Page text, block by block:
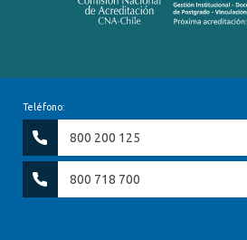
Teléfono:
800 200 125
800 718 700